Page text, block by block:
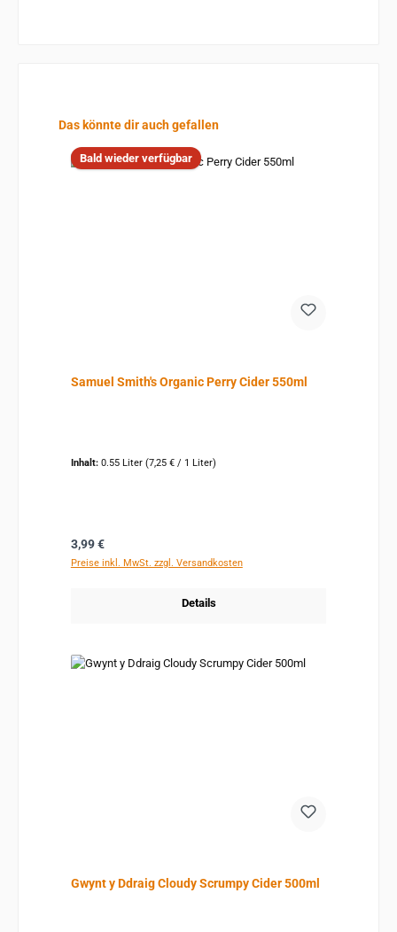
Produktgalerie überspringen
Das könnte dir auch gefallen
Bald wieder verfügbar
Samuel Smith's Organic Perry Cider 550ml
Inhalt: 0.55 Liter (7,25 € / 1 Liter)
Regulärer Preis:
3,99 €
Preise inkl. MwSt. zzgl. Versandkosten
Details
Gwynt y Ddraig Cloudy Scrumpy Cider 500ml